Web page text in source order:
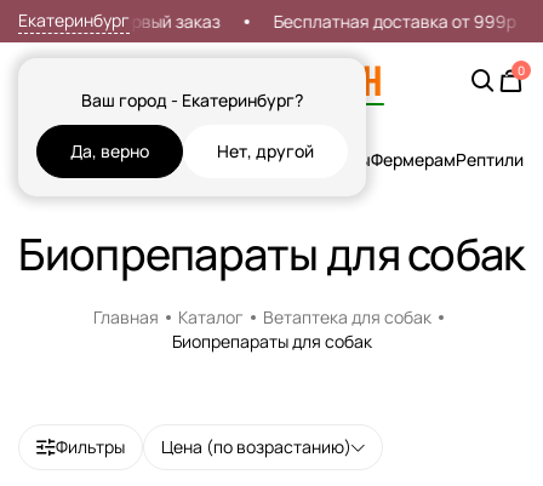
Екатеринбург
Ваш город - Екатеринбург?
Да, верно Нет, другой
7% на первый заказ Бесплатная доставка от 999р
0
Кошки СобакиРыбы Грызуны и Хорьки ПтицыФермерамРептилии
Биопрепараты для собак
Главная Каталог
Ветаптека для собак
Биопрепараты для собак
Фильтры Цена (по возрастанию)